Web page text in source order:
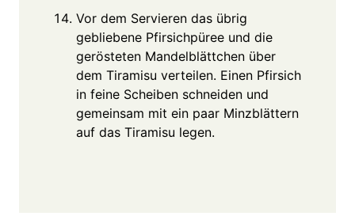
Vor dem Servieren das übrig
gebliebene Pfirsichpüree und die
gerösteten Mandelblättchen über
dem Tiramisu verteilen. Einen Pfirsich
in feine Scheiben schneiden und
gemeinsam mit ein paar Minzblättern
auf das Tiramisu legen.